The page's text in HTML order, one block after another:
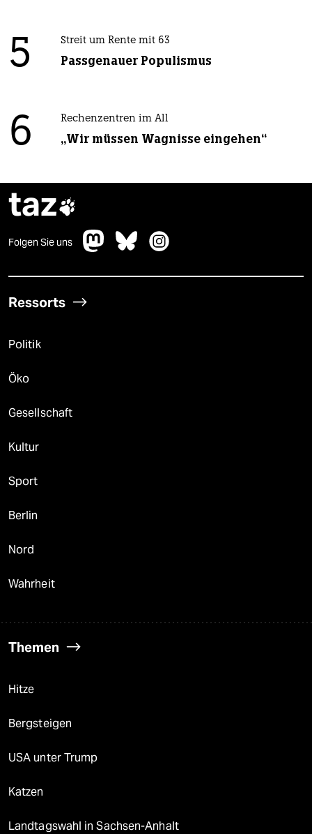
5 Streit um Rente mit 63
Passgenauer Populismus
6 Rechenzentren im All
„Wir müssen Wagnisse eingehen“
taz
Folgen Sie uns
Ressorts
Politik
Öko
Gesellschaft
Kultur
Sport
Berlin
Nord
Wahrheit
Themen
Hitze
Bergsteigen
USA unter Trump
Katzen
Landtagswahl in Sachsen-Anhalt